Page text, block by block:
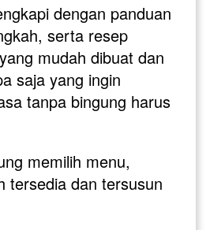
dengan panduan
serta resep
mudah dibuat dan
saja yang ingin
tanpa bingung harus
memilih menu,
tersedia dan tersusun